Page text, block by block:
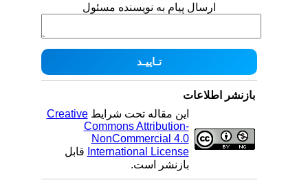
ارسال پیام به نویسنده مسئول
بازنشر اطلاعات
این مقاله تحت شرایطCreative
Commons Attribution-
NonCommercial 4.0
International Licenseقابل
بازنشر است.